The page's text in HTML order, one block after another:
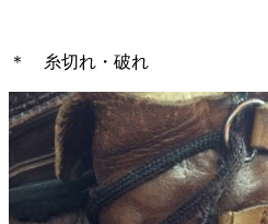
＊ 糸切れ・破れ